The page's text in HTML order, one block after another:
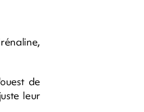
de
leur